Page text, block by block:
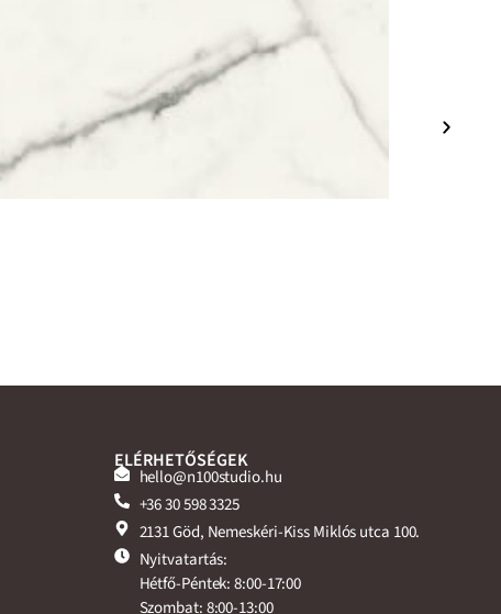
ELÉRHETŐSÉGEK
hello@n100studio.hu
+36 30 598 3325
2131 Göd, Nemeskéri-Kiss Miklós utca 100.
Nyitvatartás:
Hétfő-Péntek: 8:00-17:00
Szombat: 8:00-13:00